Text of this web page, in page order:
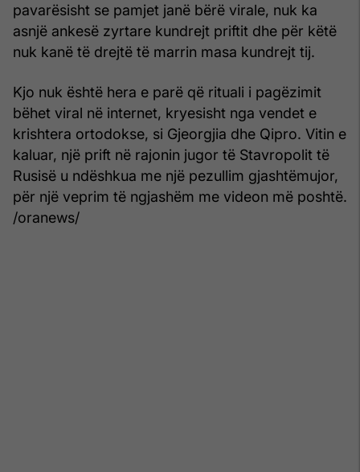
pavarësisht se pamjet janë bërë virale, nuk ka
asnjë ankesë zyrtare kundrejt priftit dhe për këtë
nuk kanë të drejtë të marrin masa kundrejt tij.
Kjo nuk është hera e parë që rituali i pagëzimit
bëhet viral në internet, kryesisht nga vendet e
krishtera ortodokse, si Gjeorgjia dhe Qipro. Vitin e
kaluar, një prift në rajonin jugor të Stavropolit të
Rusisë u ndëshkua me një pezullim gjashtëmujor,
për një veprim të ngjashëm me videon më poshtë.
/oranews/